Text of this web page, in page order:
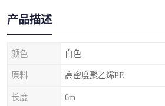
产品描述
颜色 白色
原料 高密度聚乙烯PE
长度 6m